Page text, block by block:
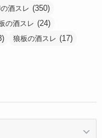
酒スレ (350)
の酒スレ (24)
狼板の酒スレ (17)